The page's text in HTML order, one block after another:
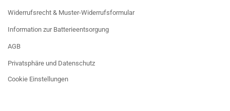
Widerrufsrecht & Muster-Widerrufsformular
Information zur Batterieentsorgung
AGB
Privatsphäre und Datenschutz
Cookie Einstellungen